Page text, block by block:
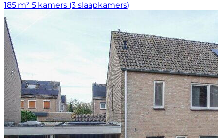
185 m² 5 kamers (3 slaapkamers)